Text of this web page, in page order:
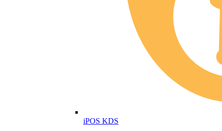
iPOS KDS